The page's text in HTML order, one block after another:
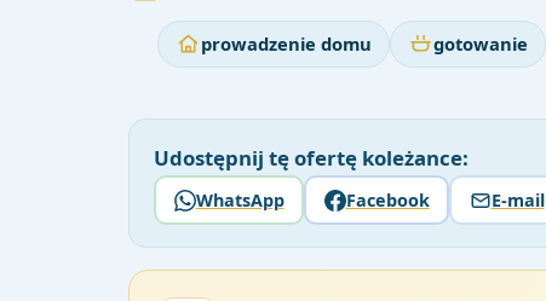
prowadzenie domu gotowanie
Udostępnij tę ofertę koleżance:
WhatsApp Facebook E-mail